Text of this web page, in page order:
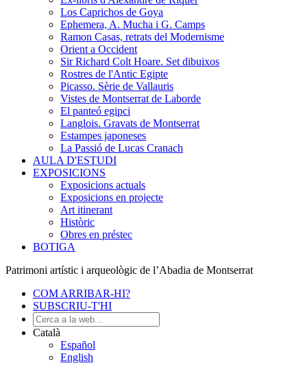
Los Caprichos de Goya
Ephemera, A. Mucha i G. Camps
Ramon Casas, retrats del Modernisme
Orient a Occident
Sir Richard Colt Hoare. Set dibuixos
Rostres de l'Antic Egipte
Picasso. Sèrie de Vallauris
Vistes de Montserrat de Laborde
El panteó egipci
Langlois. Gravats de Montserrat
Estampes japoneses
La Passió de Lucas Cranach
AULA D'ESTUDI
EXPOSICIONS
Exposicions actuals
Exposicions en projecte
Art itinerant
Històric
Obres en préstec
BOTIGA
Patrimoni artístic i arqueològic de l’Abadia de Montserrat
COM ARRIBAR-HI?
SUBSCRIU-T'HI
Català
Español
English